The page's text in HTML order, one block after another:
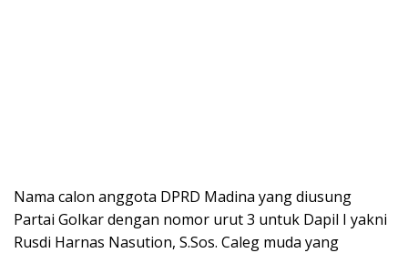
Nama calon anggota DPRD Madina yang diusung
Partai Golkar dengan nomor urut 3 untuk Dapil I yakni
Rusdi Harnas Nasution, S.Sos. Caleg muda yang